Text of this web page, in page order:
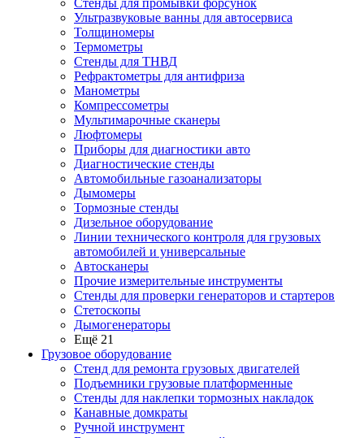
Стенды для промывки форсунок
Ультразвуковые ванны для автосервиса
Толщиномеры
Термометры
Стенды для ТНВД
Рефрактометры для антифриза
Манометры
Компрессометры
Мультимарочные сканеры
Люфтомеры
Приборы для диагностики авто
Диагностические стенды
Автомобильные газоанализаторы
Дымомеры
Тормозные стенды
Дизельное оборудование
Линии технического контроля для грузовых
автомобилей и универсальные
Автосканеры
Прочие измерительные инструменты
Стенды для проверки генераторов и стартеров
Стетоскопы
Дымогенераторы
Ещё 21
Грузовое оборудование
Стенд для ремонта грузовых двигателей
Подъемники грузовые платформенные
Стенды для наклепки тормозных накладок
Канавные домкраты
Ручной инструмент